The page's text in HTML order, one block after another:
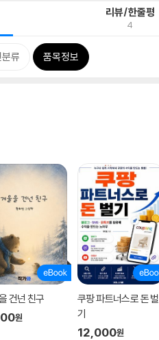
리뷰/한줄평
4
류 품목정보
건넌 친구
원
쿠팡 파트너스로 돈 벌
기
12,000원